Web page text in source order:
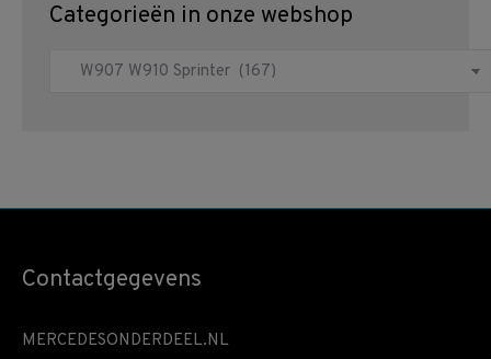
Categorieën in onze webshop
Contactgegevens
MERCEDESONDERDEEL.NL